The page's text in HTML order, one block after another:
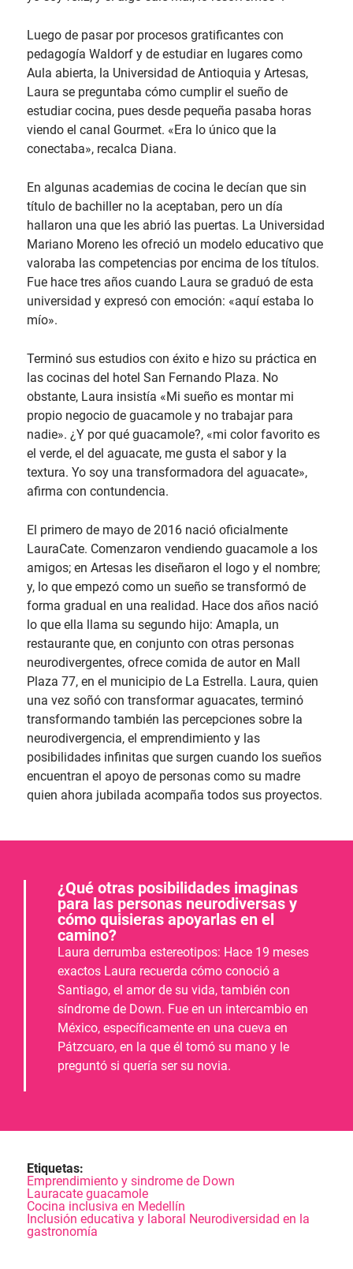
Luego de pasar por procesos gratificantes con
pedagogía Waldorf y de estudiar en lugares como
Aula abierta, la Universidad de Antioquia y Artesas,
Laura se preguntaba cómo cumplir el sueño de
estudiar cocina, pues desde pequeña pasaba horas
viendo el canal Gourmet. «Era lo único que la
conectaba», recalca Diana.
En algunas academias de cocina le decían que sin
título de bachiller no la aceptaban, pero un día
hallaron una que les abrió las puertas. La Universidad
Mariano Moreno les ofreció un modelo educativo que
valoraba las competencias por encima de los títulos.
Fue hace tres años cuando Laura se graduó de esta
universidad y expresó con emoción: «aquí estaba lo
mío».
Terminó sus estudios con éxito e hizo su práctica en
las cocinas del hotel San Fernando Plaza. No
obstante, Laura insistía «Mi sueño es montar mi
propio negocio de guacamole y no trabajar para
nadie». ¿Y por qué guacamole?, «mi color favorito es
el verde, el del aguacate, me gusta el sabor y la
textura. Yo soy una transformadora del aguacate»,
afirma con contundencia.
El primero de mayo de 2016 nació oficialmente
LauraCate. Comenzaron vendiendo guacamole a los
amigos; en Artesas les diseñaron el logo y el nombre;
y, lo que empezó como un sueño se transformó de
forma gradual en una realidad. Hace dos años nació
lo que ella llama su segundo hijo: Amapla, un
restaurante que, en conjunto con otras personas
neurodivergentes, ofrece comida de autor en Mall
Plaza 77, en el municipio de La Estrella. Laura, quien
una vez soñó con transformar aguacates, terminó
transformando también las percepciones sobre la
neurodivergencia, el emprendimiento y las
posibilidades infinitas que surgen cuando los sueños
encuentran el apoyo de personas como su madre
quien ahora jubilada acompaña todos sus proyectos.
¿Qué otras posibilidades imaginas
para las personas neurodiversas y
cómo quisieras apoyarlas en el
camino?
Laura derrumba estereotipos: Hace 19 meses
exactos Laura recuerda cómo conoció a
Santiago, el amor de su vida, también con
síndrome de Down. Fue en un intercambio en
México, específicamente en una cueva en
Pátzcuaro, en la que él tomó su mano y le
preguntó si quería ser su novia.
Etiquetas:
Emprendimiento y sindrome de Down
Lauracate guacamole
Cocina inclusiva en Medellín
Inclusión educativa y laboral Neurodiversidad en la
gastronomía